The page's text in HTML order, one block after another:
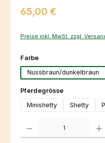
Regulärer Preis:
65,00 €
Preise inkl. MwSt. zzgl.
Farbeauswählen
Nussbraun/dunkelbraun
Pferdegrösseauswählen
Minishetty
Shetty